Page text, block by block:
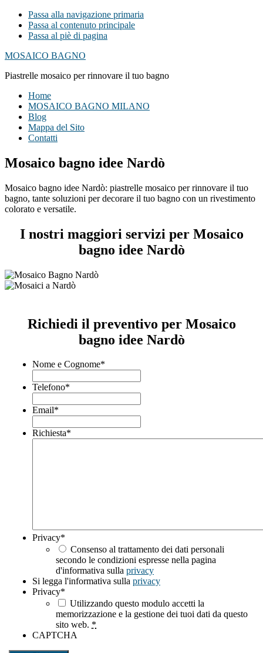
Passa alla navigazione primaria
Passa al contenuto principale
Passa al piè di pagina
MOSAICO BAGNO
Piastrelle mosaico per rinnovare il tuo bagno
Home
MOSAICO BAGNO MILANO
Blog
Mappa del Sito
Contatti
Mosaico bagno idee Nardò
Mosaico bagno idee Nardò: piastrelle mosaico per rinnovare il tuo
bagno, tante soluzioni per decorare il tuo bagno con un rivestimento
colorato e versatile.
I nostri maggiori servizi per Mosaico
bagno idee Nardò
Richiedi il preventivo per Mosaico
bagno idee Nardò
Nome e Cognome*
Telefono*
Email*
Richiesta*
Privacy*
Consenso al trattamento dei dati personali
secondo le condizioni espresse nella pagina
d'informativa sulla privacy
Si legga l'informativa sulla privacy
Privacy*
Utilizzando questo modulo accetti la
memorizzazione e la gestione dei tuoi dati da questo
sito web. *
CAPTCHA